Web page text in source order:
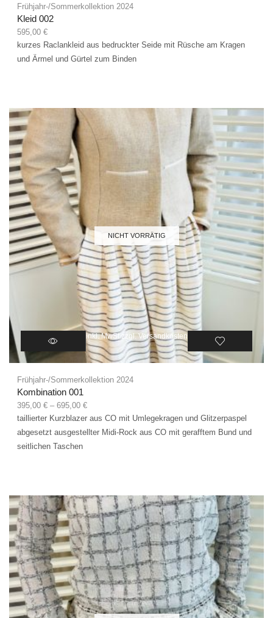
Frühjahr-/Sommerkollektion 2024
Kleid 002
595,00 €
kurzes Raclankleid aus bedruckter Seide mit Rüsche am Kragen
und Ärmel und Gürtel zum Binden
NICHT VORRÄTIG
inkl. MwSt. zzgl. Versandkosten
Frühjahr-/Sommerkollektion 2024
Kombination 001
395,00 € – 695,00 €
taillierter Kurzblazer aus CO mit Umlegekragen und Glitzerpaspel
abgesetzt ausgestellter Midi-Rock aus CO mit gerafftem Bund und
seitlichen Taschen